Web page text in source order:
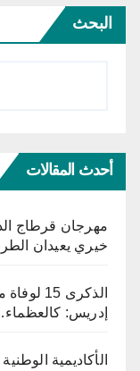
البحث
أحدث المقالات
خيري يعيدان
الذكرى
إدريس:
الأكاديمية